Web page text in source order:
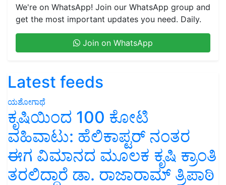
We're on WhatsApp! Join our WhatsApp group and
get the most important updates you need. Daily.
Join on WhatsApp
Latest feeds
ಯಶೋಗಾಥೆ
ಕೃಷಿಯಿಂದ 100 ಕೋಟಿ
ವಹಿವಾಟು: ಹೆಲಿಕಾಪ್ಟರ್ ನಂತರ
ಈಗ ವಿಮಾನದ ಮೂಲಕ ಕೃಷಿ ಕ್ರಾಂತಿ
ತರಲಿದ್ದಾರೆ ಡಾ. ರಾಜಾರಾಮ್ ತ್ರಿಪಾಠಿ